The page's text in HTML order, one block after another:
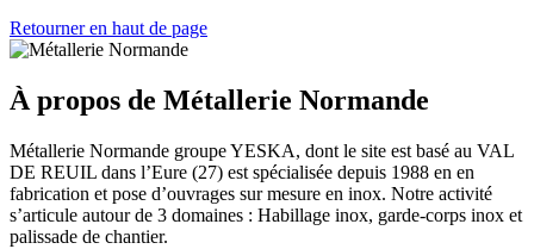
Retourner en haut de page
À propos de Métallerie Normande
Métallerie Normande groupe YESKA, dont le site est basé au VAL
DE REUIL dans l’Eure (27) est spécialisée depuis 1988 en en
fabrication et pose d’ouvrages sur mesure en inox. Notre activité
s’articule autour de 3 domaines : Habillage inox, garde-corps inox et
palissade de chantier.